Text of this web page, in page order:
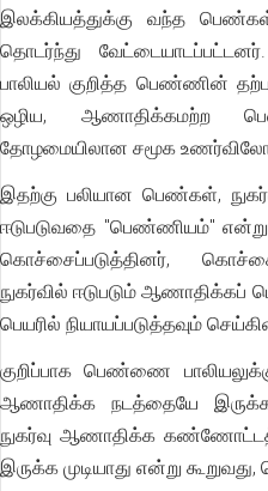
இலக்கியத்துக்கு வந்த
தொடர்ந்து
பாலியல் குறித்த பெண்ணின்
ஒழிய, ஆணாதிக்கமற்ற
தோழமையிலான சமூக
இதற்கு பலியான பெண்கள்,
ஈடுபடுவதை "பெண்ணியம்"
கொச்சைப்படுத்தினர்,
நுகர்வில் ஈடுபடும்
பெயரில் நியாயப்படுத்தவும்
குறிப்பாக பெண்ணை
ஆணாதிக்க நடத்தையே இருக்க
நுகர்வு ஆணாதிக்க
இருக்க முடியாது என்று